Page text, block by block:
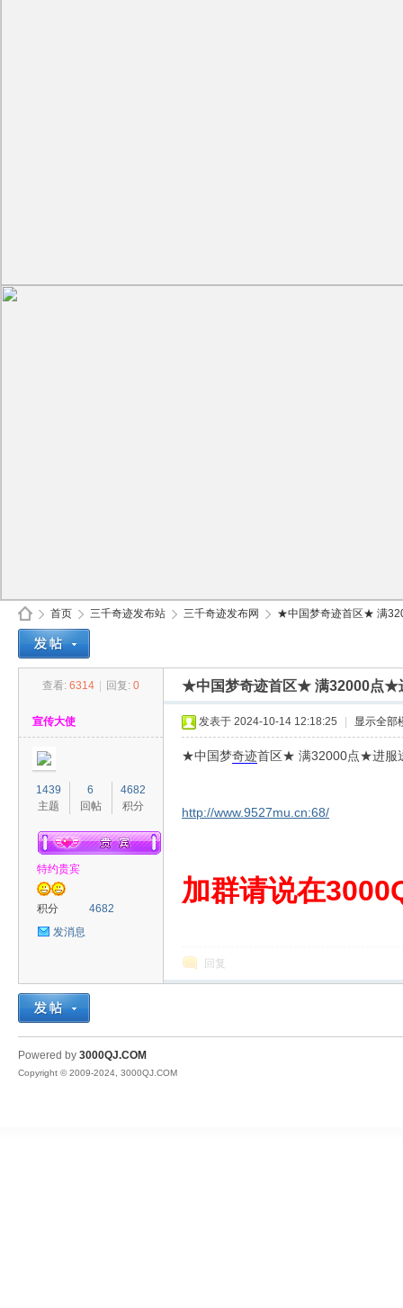
QJ
首页
›
三千奇迹发布站 三千奇迹发布网
›
★中国梦奇迹首区★ 满
查看: 6314 回复: 0 ★中国梦奇迹首区★ 满32000点★
宣传大使
1439
主题
6
回帖
4682
积分
特约贵宾
积分
4682
发消息
发表于 2024-10-14 12:18:25 显示全部
★中国梦奇迹首区★ 满32000点★进服
http://www.9527mu.cn:68/
加群请说在
回复
Powered by 3000QJ.COM
Copyright © 2009-2024, 3000QJ.COM